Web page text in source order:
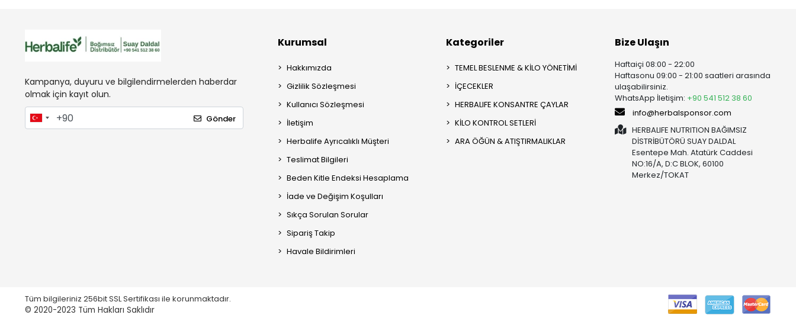
Kampanya, duyuru ve bilgilendirmelerden haberdar
olmak için kayıt olun.
Gönder
Kurumsal
Hakkımızda
Gizlilik Sözleşmesi
Kullanıcı Sözleşmesi
İletişim
Herbalife Ayrıcalıklı Müşteri
Teslimat Bilgileri
Beden Kitle Endeksi Hesaplama
İade ve Değişim Koşulları
Sıkça Sorulan Sorular
Sipariş Takip
Havale Bildirimleri
Kategoriler
TEMEL BESLENME & KİLO YÖNETİMİ
İÇECEKLER
HERBALIFE KONSANTRE ÇAYLAR
KİLO KONTROL SETLERİ
ARA ÖĞÜN & ATIŞTIRMALIKLAR
Bize Ulaşın
Haftaiçi 08:00 - 22:00
Haftasonu 09:00 - 21:00 saatleri arasında
ulaşabilirsiniz.
WhatsApp İletişim: +90 541 512 38 60
info@herbalsponsor.com
HERBALIFE NUTRITION BAĞIMSIZ
DİSTRİBÜTÖRÜ SUAY DALDAL
Esentepe Mah. Atatürk Caddesi
NO:16/A, D:C BLOK, 60100
Merkez/TOKAT
Tüm bilgileriniz 256bit SSL Sertifikası ile korunmaktadır.
© 2020-2023 Tüm Hakları Saklıdır